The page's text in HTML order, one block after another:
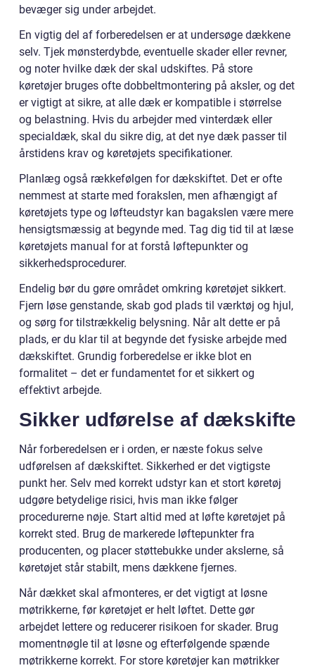
bevæger sig under arbejdet.
En vigtig del af forberedelsen er at undersøge dækkene
selv. Tjek mønsterdybde, eventuelle skader eller revner,
og noter hvilke dæk der skal udskiftes. På store
køretøjer bruges ofte dobbeltmontering på aksler, og det
er vigtigt at sikre, at alle dæk er kompatible i størrelse
og belastning. Hvis du arbejder med vinterdæk eller
specialdæk, skal du sikre dig, at det nye dæk passer til
årstidens krav og køretøjets specifikationer.
Planlæg også rækkefølgen for dækskiftet. Det er ofte
nemmest at starte med forakslen, men afhængigt af
køretøjets type og løfteudstyr kan bagakslen være mere
hensigtsmæssig at begynde med. Tag dig tid til at læse
køretøjets manual for at forstå løftepunkter og
sikkerhedsprocedurer.
Endelig bør du gøre området omkring køretøjet sikkert.
Fjern løse genstande, skab god plads til værktøj og hjul,
og sørg for tilstrækkelig belysning. Når alt dette er på
plads, er du klar til at begynde det fysiske arbejde med
dækskiftet. Grundig forberedelse er ikke blot en
formalitet – det er fundamentet for et sikkert og
effektivt arbejde.
Sikker udførelse af dækskifte
Når forberedelsen er i orden, er næste fokus selve
udførelsen af dækskiftet. Sikkerhed er det vigtigste
punkt her. Selv med korrekt udstyr kan et stort køretøj
udgøre betydelige risici, hvis man ikke følger
procedurerne nøje. Start altid med at løfte køretøjet på
korrekt sted. Brug de markerede løftepunkter fra
producenten, og placer støttebukke under akslerne, så
køretøjet står stabilt, mens dækkene fjernes.
Når dækket skal afmonteres, er det vigtigt at løsne
møtrikkerne, før køretøjet er helt løftet. Dette gør
arbejdet lettere og reducerer risikoen for skader. Brug
momentnøgle til at løsne og efterfølgende spænde
møtrikkerne korrekt. For store køretøjer kan møtrikker